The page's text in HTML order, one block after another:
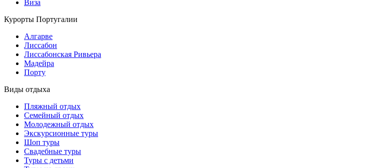
Виза
Курорты Португалии
Алгарве
Лиссабон
Лиссабонская Ривьера
Мадейра
Порту
Виды отдыха
Пляжный отдых
Семейный отдых
Молодежный отдых
Экскурсионные туры
Шоп туры
Свадебные туры
Туры с детьми